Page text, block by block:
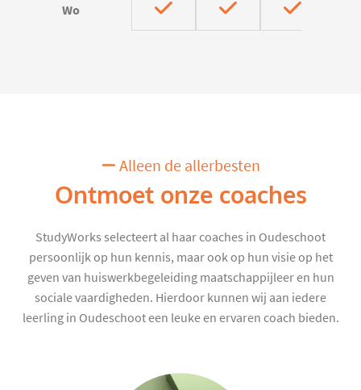
Wo
Alleen de allerbesten
Ontmoet onze coaches
StudyWorks selecteert al haar coaches in Oudeschoot
persoonlijk op hun kennis, maar ook op hun visie op het
geven van huiswerkbegeleiding maatschappijleer en hun
sociale vaardigheden. Hierdoor kunnen wij aan iedere
leerling in Oudeschoot een leuke en ervaren coach bieden.